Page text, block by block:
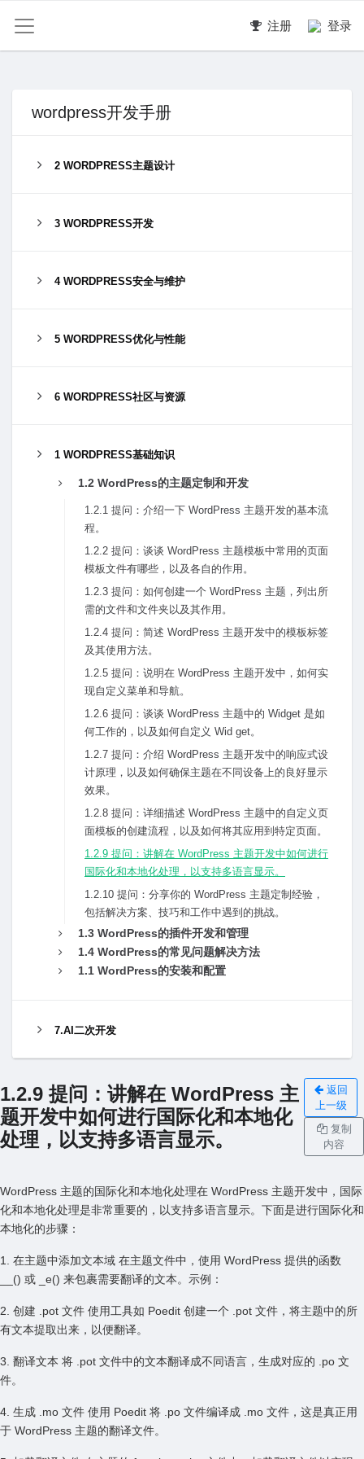
注册 登录
wordpress开发手册
2 WORDPRESS主题设计
3 WORDPRESS开发
4 WORDPRESS安全与维护
5 WORDPRESS优化与性能
6 WORDPRESS社区与资源
1 WORDPRESS基础知识
1.2 WordPress的主题定制和开发
1.2.1 提问：介绍⼀下 WordPress 主题开发的基本流
程。
1.2.2 提问：谈谈 WordPress 主题模板中常⽤的页⾯
模板⽂件有哪些，以及各⾃的作⽤。
1.2.3 提问：如何创建⼀个 WordPress 主题，列出所
需的⽂件和⽂件夹以及其作⽤。
1.2.4 提问：简述 WordPress 主题开发中的模板标签
及其使⽤⽅法。
1.2.5 提问：说明在 WordPress 主题开发中，如何实
现⾃定义菜单和导航。
1.2.6 提问：谈谈 WordPress 主题中的 Widget 是如
何⼯作的，以及如何⾃定义 Wid get。
1.2.7 提问：介绍 WordPress 主题开发中的响应式设
计原理，以及如何确保主题在不同设备上的良好显⽰
效果。
1.2.8 提问：详细描述 WordPress 主题中的⾃定义页
⾯模板的创建流程，以及如何将其应⽤到特定页⾯。
1.2.9 提问：讲解在 WordPress 主题开发中如何进⾏
国际化和本地化处理，以⽀持多语⾔显⽰。
1.2.10 提问：分享你的 WordPress 主题定制经验，
包括解决⽅案、技巧和⼯作中遇到的挑战。
1.3 WordPress的插件开发和管理
1.4 WordPress的常见问题解决⽅法
1.1 WordPress的安装和配置
7.AI二次开发
1.2.9 提问：讲解在 WordPress 主
题开发中如何进⾏国际化和本地化
处理，以⽀持多语⾔显⽰。
返回
上一级
复制
内容
WordPress 主题的国际化和本地化处理在 WordPress 主题开发中，国际
化和本地化处理是⾮常重要的，以⽀持多语⾔显⽰。下⾯是进⾏国际化和
本地化的步骤：
1. 在主题中添加⽂本域 在主题⽂件中，使⽤ WordPress 提供的函数
__() 或 _e() 来包裹需要翻译的⽂本。⽰例：
2. 创建 .pot ⽂件 使⽤⼯具如 Poedit 创建⼀个 .pot ⽂件，将主题中的所
有⽂本提取出来，以便翻译。
3. 翻译⽂本 将 .pot ⽂件中的⽂本翻译成不同语⾔，⽣成对应的 .po ⽂
件。
4. ⽣成 .mo ⽂件 使⽤ Poedit 将 .po ⽂件编译成 .mo ⽂件，这是真正⽤
于 WordPress 主题的翻译⽂件。